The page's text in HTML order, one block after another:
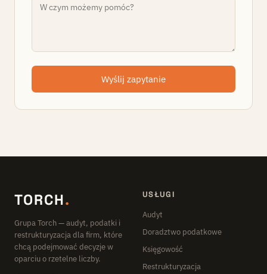
Wyślij zapytanie
TORCH.
Grupa Torch — audyt, podatki i
restrukturyzacja dla firm, które
chcą podejmować decyzje w
oparciu o rzetelne liczby.
USŁUGI
Audyt
Doradztwo podatkowe
Księgowość
Restrukturyzacja